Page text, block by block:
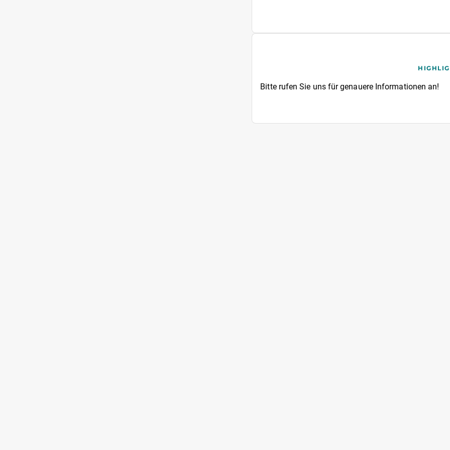
Bitte rufen Sie uns für genauere Informationen an!